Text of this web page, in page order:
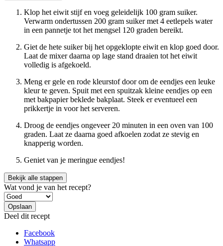
Klop het eiwit stijf en voeg geleidelijk 100 gram suiker.
Verwarm ondertussen 200 gram suiker met 4 eetlepels water
in een pannetje tot het mengsel 120 graden bereikt.
Giet de hete suiker bij het opgeklopte eiwit en klop goed door.
Laat de mixer daarna op lage stand draaien tot het eiwit
volledig is afgekoeld.
Meng er gele en rode kleurstof door om de eendjes een leuke
kleur te geven. Spuit met een spuitzak kleine eendjes op een
met bakpapier beklede bakplaat. Steek er eventueel een
prikkertje in voor het serveren.
Droog de eendjes ongeveer 20 minuten in een oven van 100
graden. Laat ze daarna goed afkoelen zodat ze stevig en
knapperig worden.
Geniet van je meringue eendjes!
Bekijk alle stappen
Wat vond je van het recept?
Deel dit recept
Facebook
Whatsapp